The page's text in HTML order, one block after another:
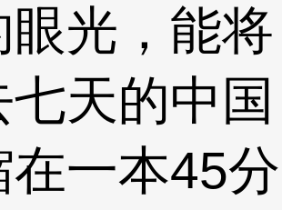
眼光，能将
天的中国
在一本45分